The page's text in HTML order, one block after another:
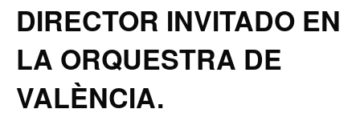
DIRECTOR INVITADO EN
LA ORQUESTRA DE
VALÈNCIA.